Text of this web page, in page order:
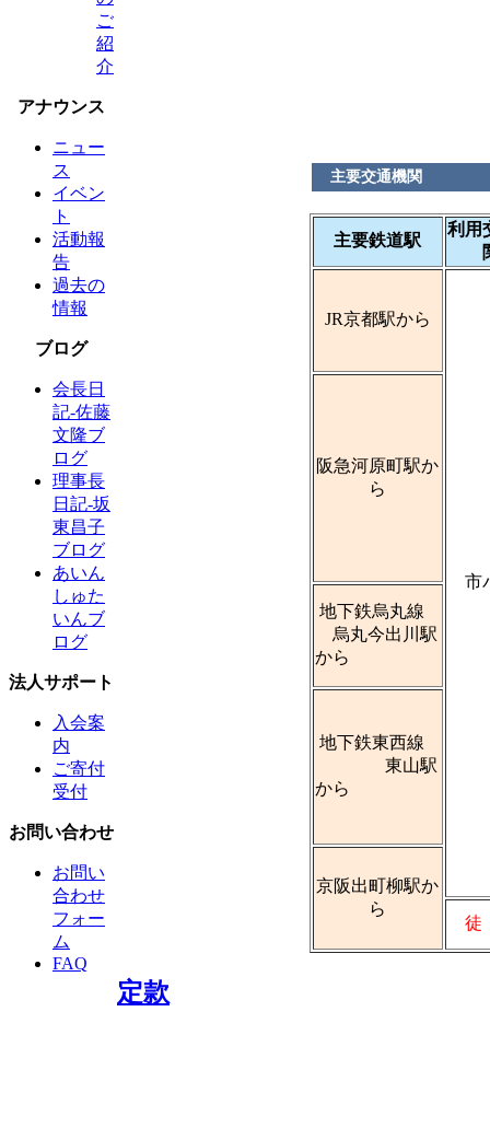
ご
紹
介
アナウンス
ニュー
ス
イベン
ト
活動報
告
過去の
情報
ブログ
会長日
記-佐藤
文隆ブ
ログ
理事長
日記-坂
東昌子
ブログ
あいん
しゅた
いんブ
ログ
法人サポート
入会案
内
ご寄付
受付
お問い合わせ
お問い
合わせ
フォー
ム
FAQ
主要交通機関
主要鉄道駅
利用
JR京都駅から
市
阪急河原町駅か
ら
地下鉄烏丸線
烏丸今出川駅
から
地下鉄東西線
東山駅
から
京阪出町柳駅か
ら
定款